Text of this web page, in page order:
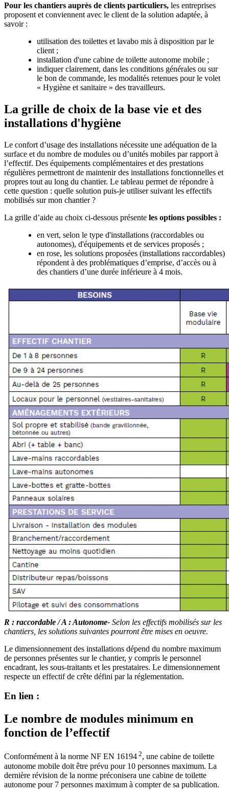
Pour les chantiers auprès de clients particuliers, les entreprises
proposent et conviennent avec le client de la solution adaptée, à
savoir :
utilisation des toilettes et lavabo mis à disposition par le
client ;
installation d'une cabine de toilette autonome mobile ;
indiquer clairement, dans les conditions générales ou sur
le bon de commande, les modalités retenues pour le volet
« Hygiène et sanitaire » des travailleurs.
La grille de choix de la base vie et des
installations d'hygiène
Le confort d’usage des installations nécessite une adéquation de la
surface et du nombre de modules ou d’unités mobiles par rapport à
l’effectif. Des équipements complémentaires et des prestations
régulières permettront de maintenir des installations fonctionnelles et
propres tout au long du chantier. Le tableau permet de répondre à
cette question : quelle solution puis-je utiliser suivant les effectifs
mobilisés sur mon chantier ?
La grille d’aide au choix ci-dessous présente les options possibles :
en vert, selon le type d'installations (raccordables ou
autonomes), d'équipements et de services proposés ;
en rose, les solutions proposées (installations raccordables)
répondent à des problématiques d’emprise, d’accès ou à
des chantiers d’une durée inférieure à 4 mois.
R : raccordable / A : Autonome- Selon les effectifs mobilisés sur les
chantiers, les solutions suivantes pourront être mises en oeuvre.
Le dimensionnement des installations dépend du nombre maximum
de personnes présentes sur le chantier, y compris le personnel
encadrant, les sous-traitants et les prestataires. Le dimensionnement
respecte un effectif de crête défini par la réglementation.
En lien :
Le nombre de modules minimum en
fonction de l’effectif
Conformément à la norme NF EN 16194 2, une cabine de toilette
autonome mobile doit être prévu pour 10 personnes maximum. La
dernière révision de la norme préconisera une cabine de toilette
autonome pour 7 personnes maximum à compter de sa publication.